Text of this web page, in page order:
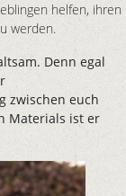
helfen, ihren
werden.
Denn egal
zwischen euch
Materials ist er